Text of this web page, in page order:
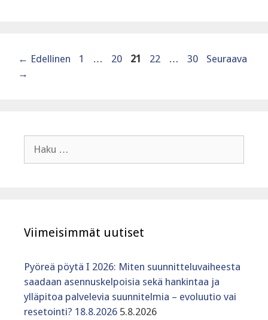
← Edellinen Sivu
1 … Sivu
20 Sivu
21 Sivu
22 … Sivu
30
Seuraava
→
Viimeisimmät uutiset
Pyöreä pöytä I 2026: Miten suunnitteluvaiheesta
saadaan asennuskelpoisia sekä hankintaa ja
ylläpitoa palvelevia suunnitelmia – evoluutio vai
resetointi? 18.8.2026 5.8.2026